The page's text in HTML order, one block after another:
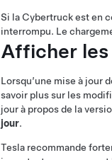
Si la Cybertruckest en
interrompu. Le
Afficher les
Lorsqu’une mise à jour
savoir plus sur les
jour à propos de la
jour.
Tesla recommande